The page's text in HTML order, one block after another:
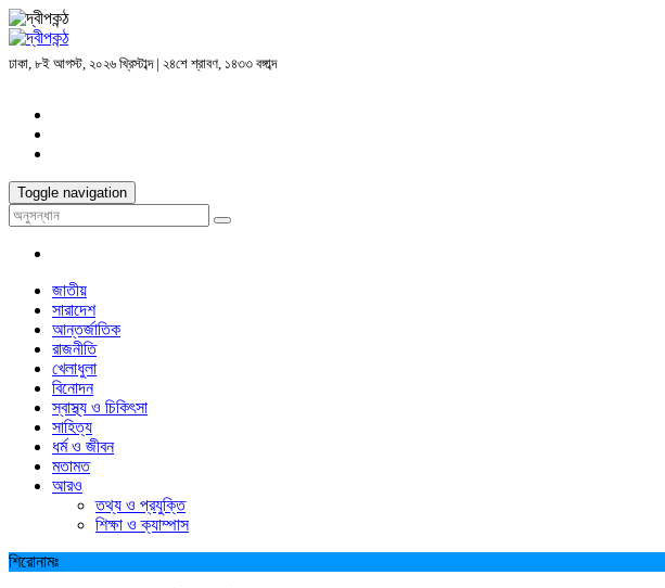
ঢাকা, ৮ই আগস্ট, ২০২৬ খ্রিস্টাব্দ | ২৪শে শ্রাবণ, ১৪৩৩ বঙ্গাব্দ
Toggle navigation
জাতীয়
সারাদেশ
আন্তর্জাতিক
রাজনীতি
খেলাধুলা
বিনোদন
স্বাস্থ্য ও চিকিৎসা
সাহিত্য
ধর্ম ও জীবন
মতামত
আরও
তথ্য ও প্রযুক্তি
শিক্ষা ও ক্যাম্পাস
শিরোনামঃ